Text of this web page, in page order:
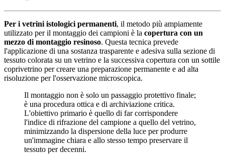
Per i vetrini istologici permanenti, il metodo più ampiamente
utilizzato per il montaggio dei campioni è la copertura con un
mezzo di montaggio resinoso. Questa tecnica prevede
l'applicazione di una sostanza trasparente e adesiva sulla sezione di
tessuto colorata su un vetrino e la successiva copertura con un sottile
coprivetrino per creare una preparazione permanente e ad alta
risoluzione per l'osservazione microscopica.
Il montaggio non è solo un passaggio protettivo finale;
è una procedura ottica e di archiviazione critica.
L'obiettivo primario è quello di far corrispondere
l'indice di rifrazione del campione a quello del vetrino,
minimizzando la dispersione della luce per produrre
un'immagine chiara e allo stesso tempo preservare il
tessuto per decenni.